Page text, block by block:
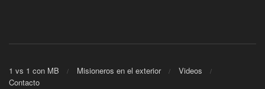
1 vs 1 con MB Misioneros en el exterior
Videos
Contacto